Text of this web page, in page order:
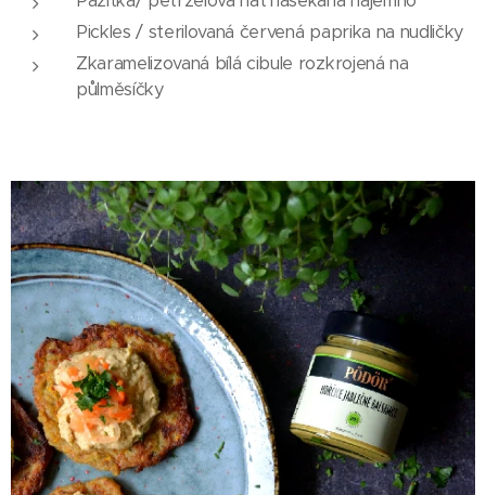
Pickles / sterilovaná červená paprika na nudličky
Zkaramelizovaná bílá cibule rozkrojená na
půlměsíčky